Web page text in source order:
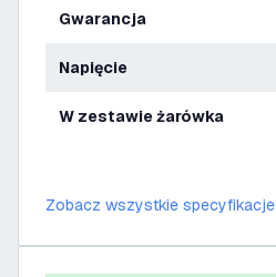
Gwarancja
Napięcie
W zestawie żarówka
Zobacz wszystkie specyfikacje